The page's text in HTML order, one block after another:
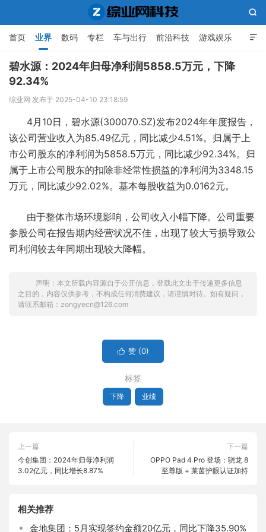
综业网科技

首页 业界 数码 专栏 车与出行 前沿科技 游戏娱乐
人工智能

碧水源：2024年归母净利润5858.5万元，下降
92.34%
综业网 发布于 2025-04-10 23:18:59
4月10日，碧水源(300070.SZ)发布2024年年度报告，
该公司营业收入为85.49亿元，同比减少4.51%。归属于上
市公司股东的净利润为5858.5万元，同比减少92.34%。归
属于上市公司股东的扣除非经常性损益的净利润为3348.15
万元，同比减少92.02%。基本每股收益为0.0162元。
由于整体市场环境影响，公司收入小幅下降。公司重要
参股公司在报告期内经营状况不佳，出现了较大亏损导致公
司利润较去年同期出现较大降幅。
声明：本文所载内容源自于公开信息，登载此文出于传递更多信息
之目的，内容仅供参考，不构成任何消费建议，请谨慎对待。如有疑问，
请联系邮箱：zongyecn@126.com
 赞 (0)
标签
下降 业绩
上一篇
今创集团：2024年归母净利润
3.02亿元，同比增长8.87%
下一篇
OPPO Pad 4 Pro 登场：骁龙 8
至尊版 + 莱茵护眼认证加持
相关推荐
金地集团：5月实现签约金额20亿元，同比下降35.90%